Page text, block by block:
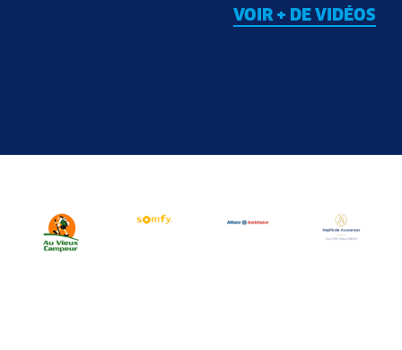
VOIR + DE VIDÉOS